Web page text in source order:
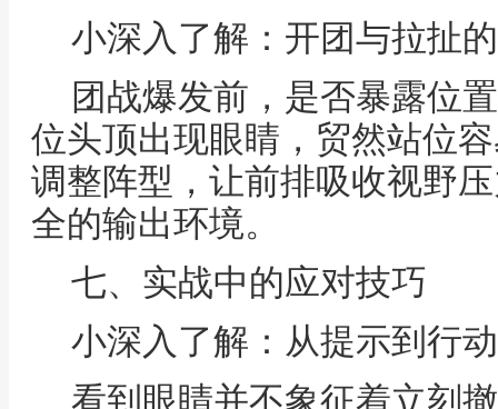
小深入了解：开团与拉扯
团战爆发前，是否暴露位
位头顶出现眼睛，贸然站位
调整阵型，让前排吸收视野
全的输出环境。
七、实战中的应对技巧
小深入了解：从提示到行
看到眼睛并不象征着立刻